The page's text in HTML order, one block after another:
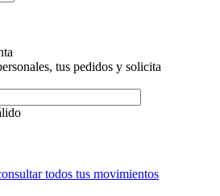
tus pedidos y solicita
todos tus movimientos